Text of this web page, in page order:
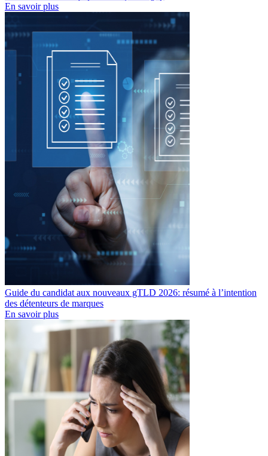
En savoir plus
Guide du candidat aux nouveaux gTLD 2026: résumé à l’intention
des détenteurs de marques
En savoir plus